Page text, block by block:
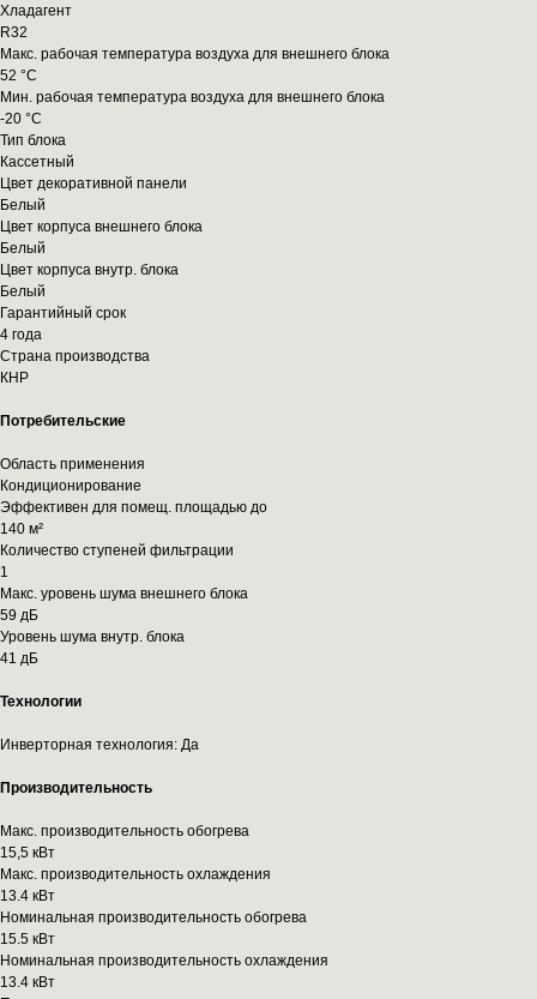
Хладагент
R32
Макс. рабочая температура воздуха для внешнего блока
52 °С
Мин. рабочая температура воздуха для внешнего блока
-20 °С
Тип блока
Кассетный
Цвет декоративной панели
Белый
Цвет корпуса внешнего блока
Белый
Цвет корпуса внутр. блока
Белый
Гарантийный срок
4 года
Страна производства
КНР
Потребительские
Область применения
Кондиционирование
Эффективен для помещ. площадью до
140 м²
Количество ступеней фильтрации
1
Макс. уровень шума внешнего блока
59 дБ
Уровень шума внутр. блока
41 дБ
Технологии
Инверторная технология: Да
Производительность
Макс. производительность обогрева
15,5 кВт
Макс. производительность охлаждения
13.4 кВт
Номинальная производительность обогрева
15.5 кВт
Номинальная производительность охлаждения
13.4 кВт